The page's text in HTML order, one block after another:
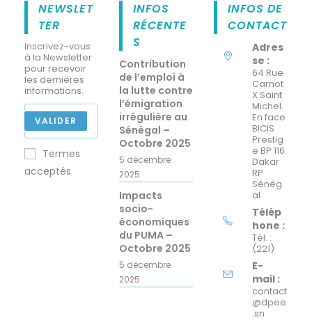
NEWSLET
TER
Inscrivez-vous
à la Newsletter
pour recevoir
les dernières
informations.
VALIDER
Termes
acceptés
INFOS
RÉCENTE
S
Contribution
de l’emploi à
la lutte contre
l’émigration
irrégulière au
Sénégal –
Octobre 2025
5 décembre
2025
Impacts
socio-
économiques
du PUMA –
Octobre 2025
5 décembre
2025
INFOS DE
CONTACT
Adres
se :
64 Rue
Carnot
X Saint
Michel.
En face
BICIS
Prestig
e BP 116
Dakar
RP
Sénég
al
Télép
hone :
Tél. :
(221)
E-
mail :
contact
@dpee
.sn